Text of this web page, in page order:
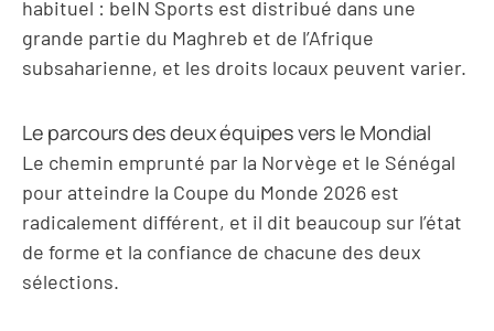
habituel : beIN Sports est distribué dans une
grande partie du Maghreb et de l’Afrique
subsaharienne, et les droits locaux peuvent varier.
Le parcours des deux équipes vers le Mondial
Le chemin emprunté par la Norvège et le Sénégal
pour atteindre la Coupe du Monde 2026 est
radicalement différent, et il dit beaucoup sur l’état
de forme et la confiance de chacune des deux
sélections.